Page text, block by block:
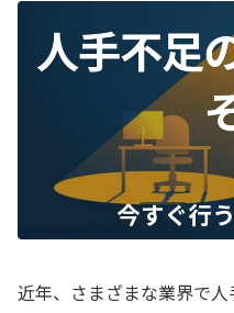
近年、さまざまな業界で